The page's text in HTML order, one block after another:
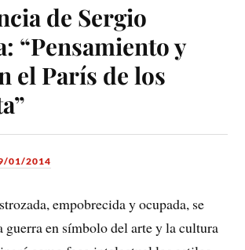
de Sergio
“Pensamiento y
el París de los
01/2014
empobrecida y ocupada, se
guerra en símbolo del arte y la cultura